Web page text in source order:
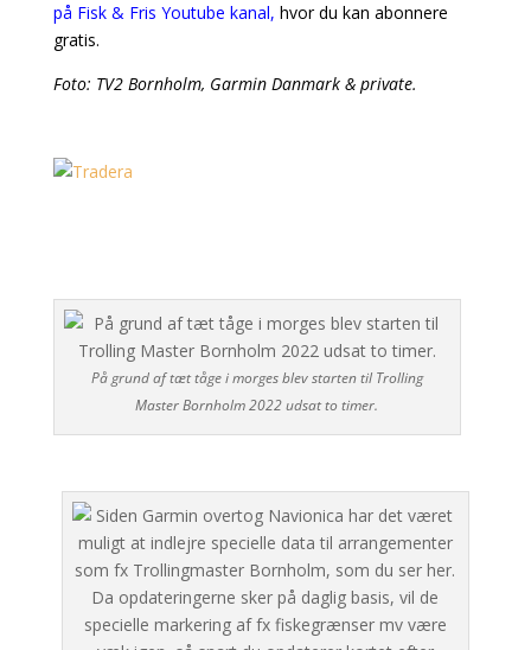
på Fisk & Fris Youtube kanal, hvor du kan abonnere
gratis.
Foto: TV2 Bornholm, Garmin Danmark & private.
På grund af tæt tåge i morges blev starten til Trolling
Master Bornholm 2022 udsat to timer.